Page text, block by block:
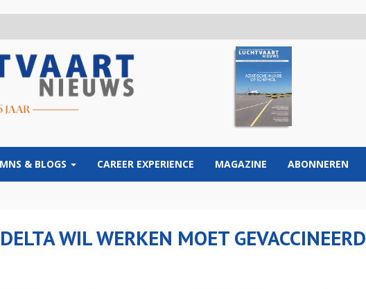
& BLOGS CAREER EXPERIENCE MAGAZINE ABONNEREN
WIL WERKEN MOET GEVACCINEERD